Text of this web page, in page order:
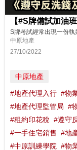
中原地產
27/10/2022
中原地產
#地產代理入行 #物
#地產代理監管局 #
#租約印花稅 #遵守
#一手住宅銷售 #地
#中原訓練學院 #物